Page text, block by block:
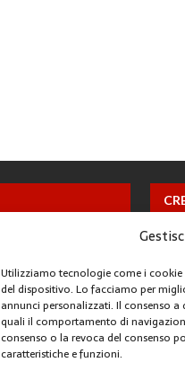
Utilizziamo tecnologie come i
del dispositivo. Lo facciamo per
annunci personalizzati. Il consenso
quali il comportamento di
consenso o la revoca del consenso
caratteristiche e funzioni.